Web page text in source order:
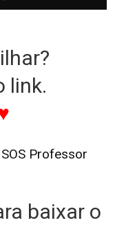
link.
Professor
baixar o